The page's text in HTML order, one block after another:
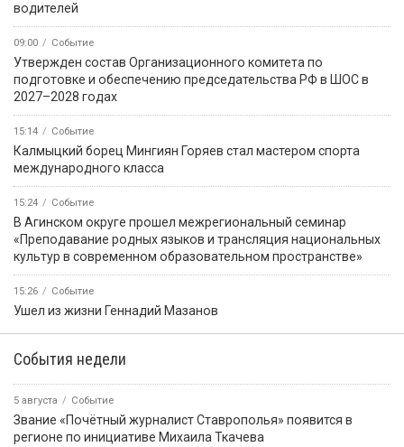
водителей
09:00 Событие
Утвержден состав Организационного комитета по
подготовке и обеспечению председательства РФ в ШОС в
2027–2028 годах
15:14 Событие
Калмыцкий борец Мингиян Горяев стал мастером спорта
международного класса
15:24 Событие
В Агинском округе прошел межрегиональный семинар
«Преподавание родных языков и трансляция национальных
культур в современном образовательном пространстве»
15:26 Событие
Ушел из жизни Геннадий Мазанов
События недели
5 августа Событие
Звание «Почётный журналист Ставрополья» появится в
регионе по инициативе Михаила Ткачева